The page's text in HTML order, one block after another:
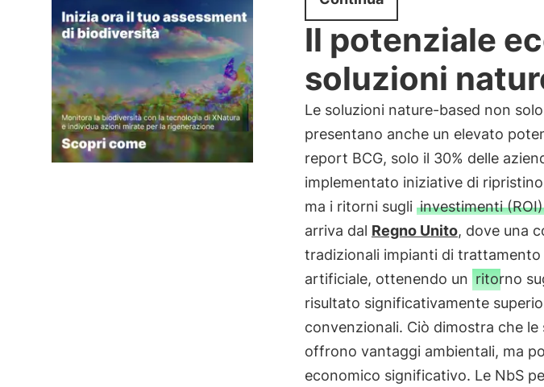
Il potenziale
soluzioni
Le soluzioni nature-based non
presentano anche un elevato
report BCG, solo il 30% delle
implementato iniziative di
ma i ritorni sugli investimenti (ROI)
arriva dal Regno Unito, dove una
tradizionali impianti di trattamento
artificiale, ottenendo un ritorno
risultato significativamente
convenzionali. Ciò dimostra che
offrono vantaggi ambientali, ma
economico significativo. Le NbS